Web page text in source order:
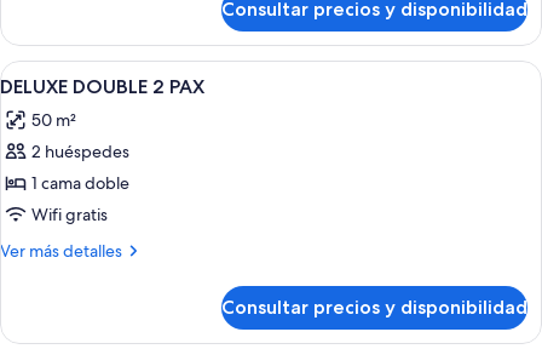
estándar
doble
Consultar precios y disponibilidad
Abrir
todas
las
fotos
de
DELUXE
DOUBLE
Caja fuerte, escritorio, wifi gratis y
6
DELUXE DOUBLE 2 PAX
50 m²
2 huéspedes
1 cama doble
Wifi gratis
Ver más detalles
Más
DOUBLE
Consultar precios y disponibilidad